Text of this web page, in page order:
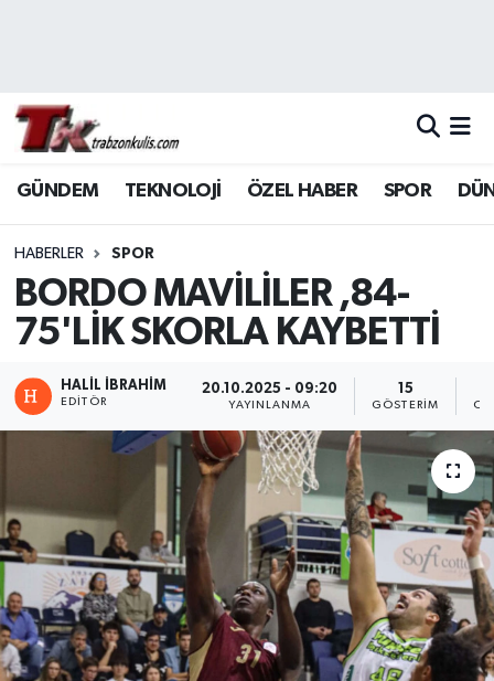
GÜNDEM TEKNOLOJİ ÖZEL HABER SPOR
HABERLER SPOR
BORDO MAVİLİLER ,84-
75'LİK SKORLA KAYBETTİ
HALİL İBRAHİM
EDITÖR
20.10.2025 - 09:20
YAYINLANMA
15
GÖSTERIM
Trabzon Hava Durumu
Trabzon Namaz Vakitleri
Trabzon Trafik Yoğunluk Haritası
Süper Lig Puan Durumu ve Fikstür